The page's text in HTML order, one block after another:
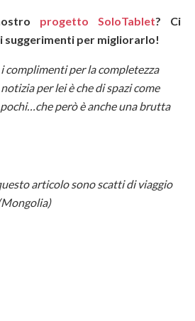
progetto SoloTablet? Ci
suggerimenti per migliorarlo!
complimenti per la completezza
per lei è che di spazi come
però è anche una brutta
articolo sono scatti di viaggio